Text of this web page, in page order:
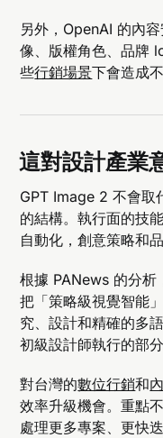
另外，OpenAI 的內
像、版權角色、品牌
些行銷場景下會造成
這對設計產業
GPT Image 2 不會取
的結構。執行面的技
自動化，創意策略和
根據 PANews 的分
把「策略級視覺智能
究、設計和精確的多
初級設計師執行的部
對台灣的數位行銷和
效率升級機會。重點
處理更多專案、更快